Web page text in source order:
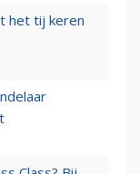
het tij keren